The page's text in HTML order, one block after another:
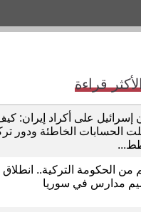
قراءة
إسرائيل على أكراد إيران:
الحسابات الخاطئة ودور
من الحكومة التركية..
مدارس في سوريا